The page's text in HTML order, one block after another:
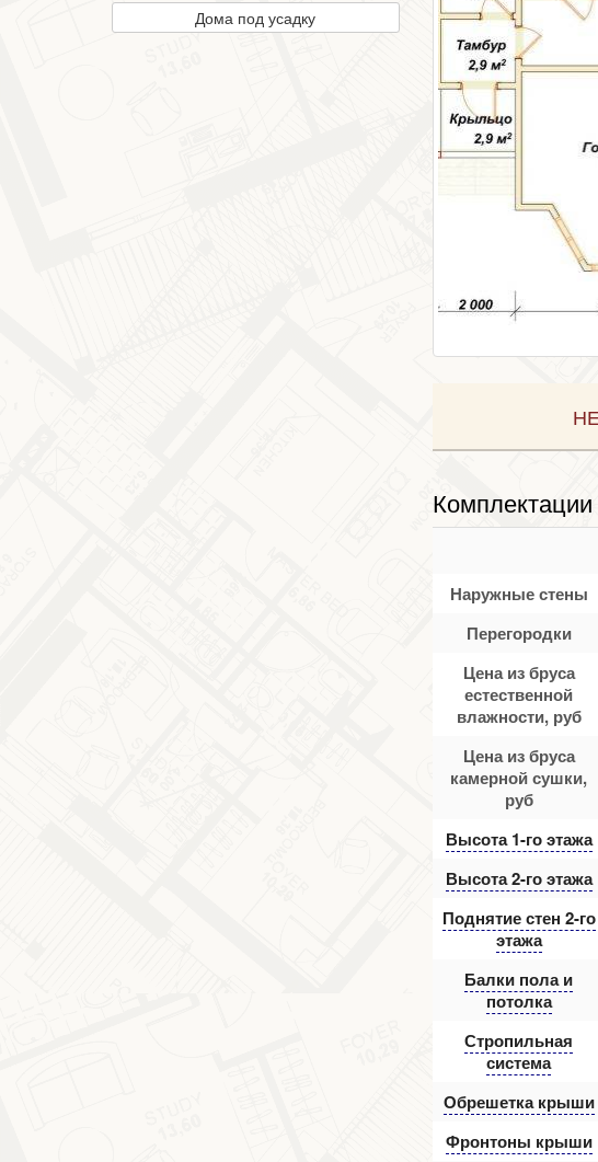
Наружные стены
Перегородки
Цена из бруса
естественной
влажности, руб
Цена из бруса
камерной сушки,
руб
Высота 1-го этажа
Высота 2-го этажа
Поднятие стен 2-го
этажа
Балки пола и
потолка
Стропильная
система
Обрешетка крыши
Фронтоны крыши
Дома под усадку